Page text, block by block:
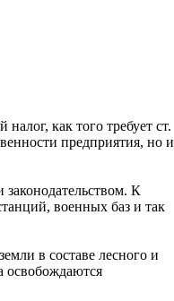
как того требует ст.
предприятия, но и
К
военных баз и так
в составе лесного и
освобождаются